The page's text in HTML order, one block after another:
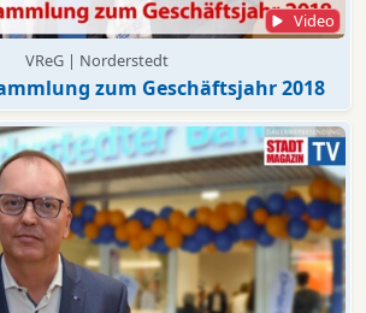
Video
VReG | Norderstedt
zum Geschäftsjahr 2018